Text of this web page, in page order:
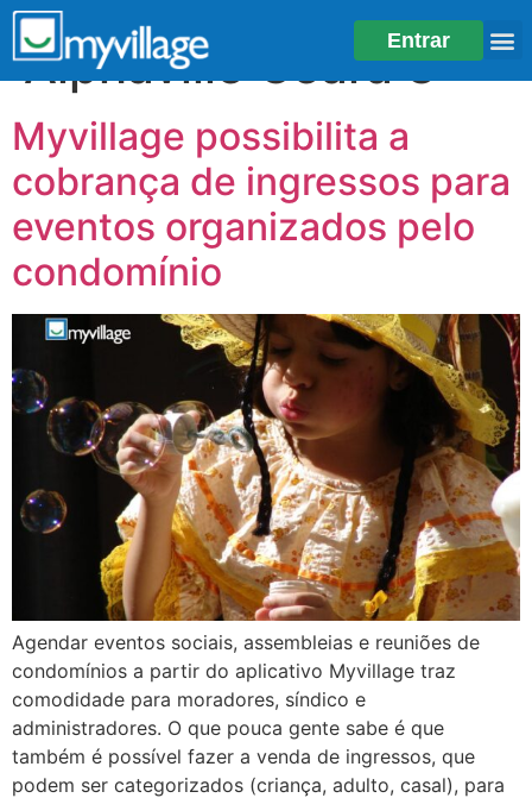
Entrar
Alphaville Ceará 3
Myvillage possibilita a
cobrança de ingressos para
eventos organizados pelo
condomínio
Agendar eventos sociais, assembleias e reuniões de
condomínios a partir do aplicativo Myvillage traz
comodidade para moradores, síndico e
administradores. O que pouca gente sabe é que
também é possível fazer a venda de ingressos, que
podem ser categorizados (criança, adulto, casal), para